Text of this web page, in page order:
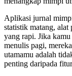
Aplikasi jurnal
statistik matang, alat
yang rapi. Jika
menulis pagi,
utamamu adalah
penting daripada